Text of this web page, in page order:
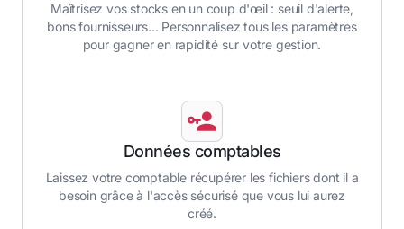
Maîtrisez vos stocks en un coup d'œil : seuil d'alerte,
bons fournisseurs... Personnalisez tous les paramètres
pour gagner en rapidité sur votre gestion.
Données comptables
Laissez votre comptable récupérer les fichiers dont il a
besoin grâce à l'accès sécurisé que vous lui aurez
créé.